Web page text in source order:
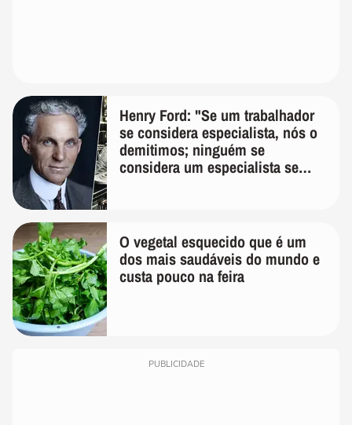
Henry Ford: "Se um trabalhador
se considera especialista, nós o
demitimos; ninguém se
considera um especialista se
O vegetal esquecido que é um
dos mais saudáveis do mundo e
custa pouco na feira
PUBLICIDADE